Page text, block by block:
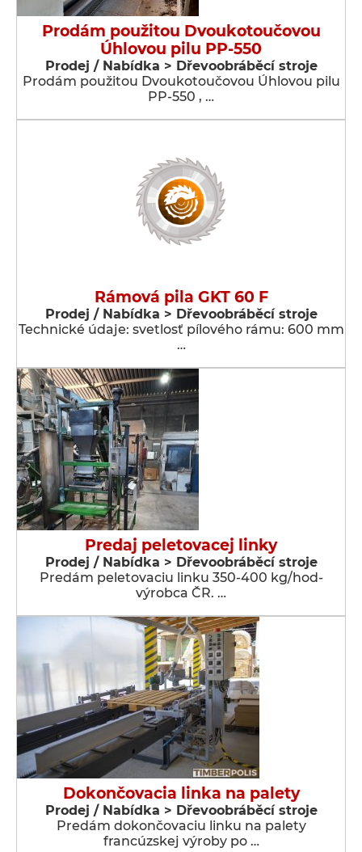
Prodám použitou Dvoukotoučovou
Úhlovou pilu PP-550
Prodej / Nabídka > Dřevoobráběcí stroje
Prodám použitou Dvoukotoučovou Úhlovou pilu
PP-550 , …
Rámová pila GKT 60 F
Prodej / Nabídka > Dřevoobráběcí stroje
Technické údaje: svetlosť pílového rámu: 600 mm
…
Predaj peletovacej linky
Prodej / Nabídka > Dřevoobráběcí stroje
Predám peletovaciu linku 350-400 kg/hod-
výrobca ČR. …
Dokončovacia linka na palety
Prodej / Nabídka > Dřevoobráběcí stroje
Predám dokončovaciu linku na palety
francúzskej výroby po …